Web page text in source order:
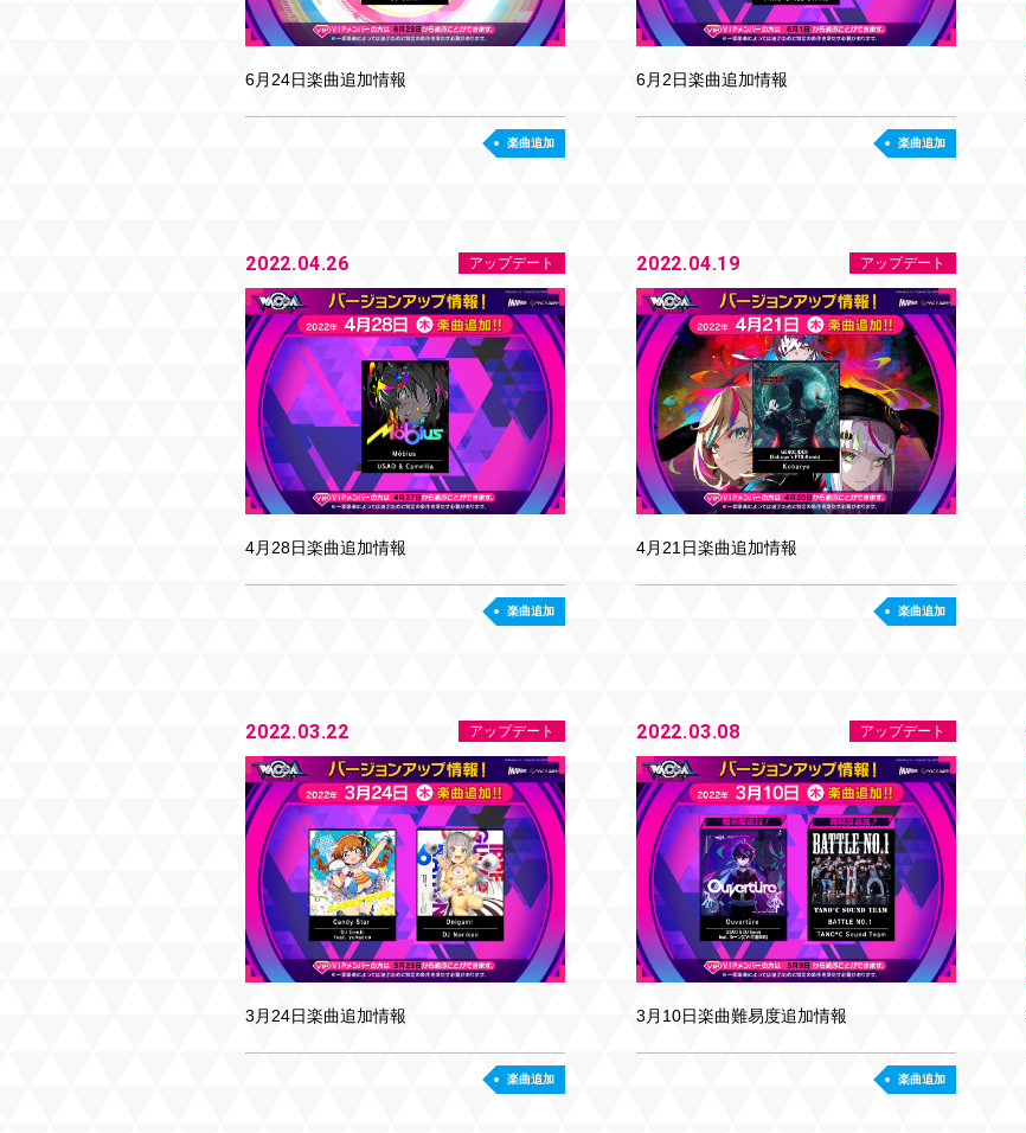
6月24日楽曲追加情報
楽曲追加
6月2日楽曲追加情報
楽曲追加
2022.04.26 アップデート
4月28日楽曲追加情報
楽曲追加
2022.04.19 アップデート
4月21日楽曲追加情報
楽曲追加
2022.03.22 アップデート
3月24日楽曲追加情報
楽曲追加
2022.03.08 アップデート
3月10日楽曲難易度追加情報
楽曲追加